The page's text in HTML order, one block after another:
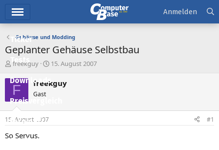
Ticker
Tests
Downloads
Preisvergleich
Forum
Aktuelles
Anmelden
Gehäuse und Modding
Geplanter Gehäuse Selbstbau
E
s
e
e
r
freekguy
E
s
t
15. August 2007
F freekguy
Gast
15. August 2007 #1
So Servus.